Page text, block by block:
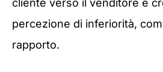
cliente verso il venditore e
percezione di inferiorità,
rapporto.